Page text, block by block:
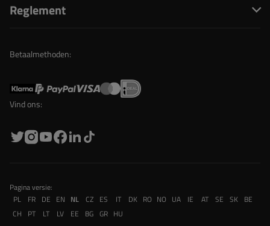
Reglement
Betaalmethoden:
Vind ons:
Pagina versie:
PL
FR DE EN NL CZ ES IT DK RO NO UA IE AT SE SK BE
CH
PT LT LV EE BG GR HU